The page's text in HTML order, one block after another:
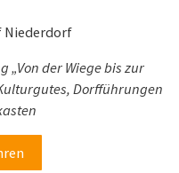
Niederdorf
der Wiege bis zur
Dorfführungen